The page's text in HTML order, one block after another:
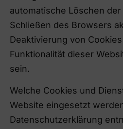
automatische Löschen
Schließen des Browsers
Deaktivierung von
Funktionalität dieser
sein.
Welche Cookies und
Website eingesetzt
Datenschutzerklärung